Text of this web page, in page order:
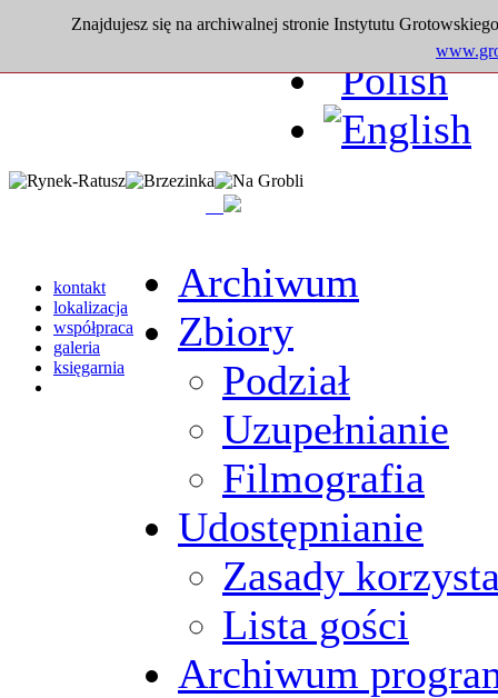
Znajdujesz się na archiwalnej stronie Instytutu
kontakt
lokalizacja
współpraca
galeria
księgarnia
Archiwum
Zbiory
Podział
Uzupełnianie
Filmografia
Udostępnianie
Zasady
Lista gości
Archiwum